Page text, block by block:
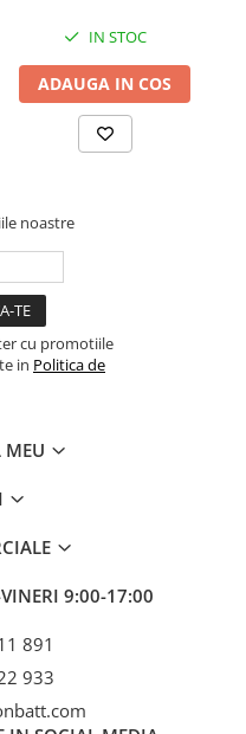
IN STOC
ADAUGA IN COS
noastre
cu promotiile
in Politica de
9:00-17:00
891
933